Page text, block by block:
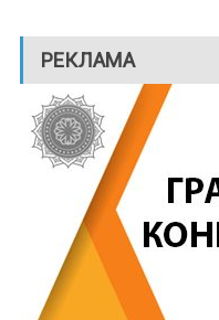
РЕКЛАМА